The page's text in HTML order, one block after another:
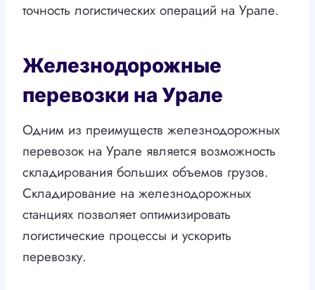
точность логистических операций на Урале.
Железнодорожные
перевозки на Урале
Одним из преимуществ железнодорожных
перевозок на Урале является возможность
складирования больших объемов грузов.
Складирование на железнодорожных
станциях позволяет оптимизировать
логистические процессы и ускорить
перевозку.